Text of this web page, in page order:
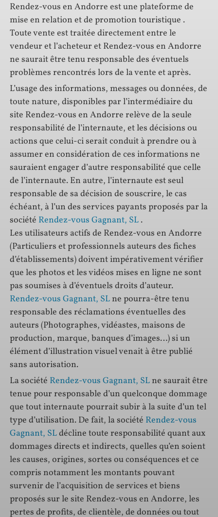
Rendez-vous en Andorre est une plateforme de
mise en relation et de promotion touristique .
Toute vente est traitée directement entre le
vendeur et l’acheteur et Rendez-vous en Andorre
ne saurait être tenu responsable des éventuels
problèmes rencontrés lors de la vente et après.
L’usage des informations, messages ou données, de
toute nature, disponibles par l’intermédiaire du
site Rendez-vous en Andorre relève de la seule
responsabilité de l’internaute, et les décisions ou
actions que celui-ci serait conduit à prendre ou à
assumer en considération de ces informations ne
sauraient engager d’autre responsabilité que celle
de l’internaute. En autre, l’internaute est seul
responsable de sa décision de souscrire, le cas
échéant, à l’un des services payants proposés par la
société Rendez-vous Gagnant, SL .
Les utilisateurs actifs de Rendez-vous en Andorre
(Particuliers et professionnels auteurs des fiches
d’établissements) doivent impérativement vérifier
que les photos et les vidéos mises en ligne ne sont
pas soumises à d’éventuels droits d’auteur.
Rendez-vous Gagnant, SLne pourra-être tenu
responsable des réclamations éventuelles des
auteurs (Photographes, vidéastes, maisons de
production, marque, banques d’images…) si un
élément d’illustration visuel venait à être publié
sans autorisation.
La société Rendez-vous Gagnant, SLne saurait être
tenue pour responsable d’un quelconque dommage
que tout internaute pourrait subir à la suite d’un tel
type d’utilisation. De fait, la société Rendez-vous
Gagnant, SLdécline toute responsabilité quant aux
dommages directs et indirects, quelles qu’en soient
les causes, origines, sortes ou conséquences et ce
compris notamment les montants pouvant
survenir de l’acquisition de services et biens
proposés sur le site Rendez-vous en Andorre, les
pertes de profits, de clientèle, de données ou tout